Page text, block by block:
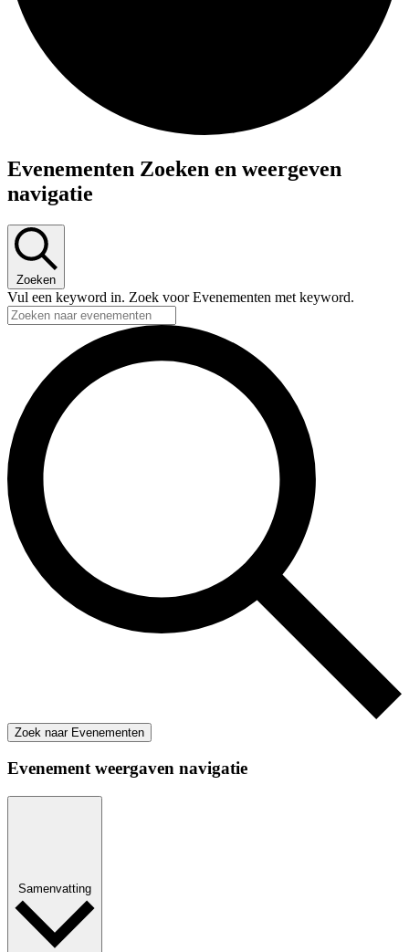
Evenementen
Evenementen Zoeken en weergeven
navigatie
Zoeken
Vul een keyword in. Zoek voor Evenementen met keyword.
Zoek naar Evenementen
Evenement weergaven navigatie
Samenvatting